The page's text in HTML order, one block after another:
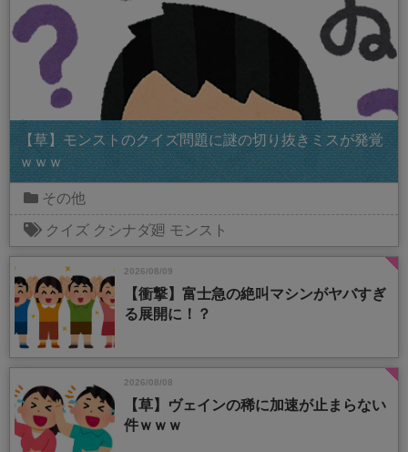
【草】モンストのクイズ問題に謎の切り抜きミスが発覚
ｗｗｗ
その他
クイズ クシナダ廻 モンスト
2026/08/09
【衝撃】富士急の絶叫マシンがヤバすぎ
る展開に！？
2026/08/08
【草】ヴェインの稀に加速が止まらない
件ｗｗｗ